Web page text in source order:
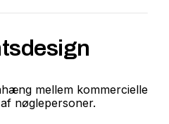
mellem kommercielle
nøglepersoner.